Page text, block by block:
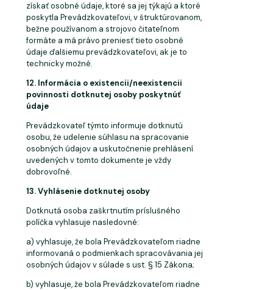
získať osobné údaje, ktoré sa jej týkajú a ktoré
poskytla Prevádzkovateľovi, v štruktúrovanom,
bežne používanom a strojovo čitateľnom
formáte a má právo preniesť tieto osobné
údaje ďalšiemu prevádzkovateľovi, ak je to
technicky možné.
12. Informácia o existencii/neexistencii
povinnosti dotknutej osoby poskytnúť
údaje
Prevádzkovateľ týmto informuje dotknutú
osobu, že udelenie súhlasu na spracovanie
osobných údajov a uskutočnenie prehlásení
uvedených v tomto dokumente je vždy
dobrovoľné.
13. Vyhlásenie dotknutej osoby
Dotknutá osoba zaškrtnutím príslušného
políčka vyhlasuje nasledovné:
a) vyhlasuje,že bola Prevádzkovateľom riadne
informovaná o podmienkach spracovávania jej
osobných údajov v súlade s ust. § 15 Zákona;
b) vyhlasuje, že bola Prevádzkovateľom riadne